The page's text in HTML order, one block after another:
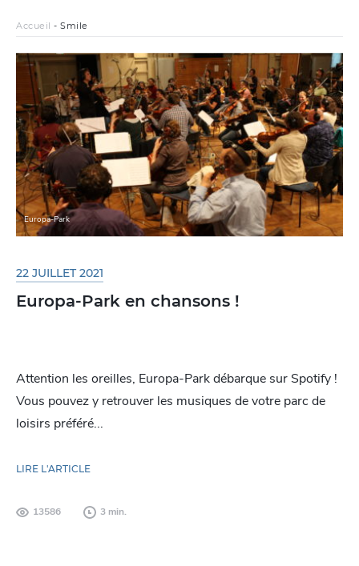
Accueil - Smile
Europa-Park
22 JUILLET 2021
Europa-Park en chansons !
Attention les oreilles, Europa-Park débarque sur Spotify !
Vous pouvez y retrouver les musiques de votre parc de
loisirs préféré...
LIRE L'ARTICLE
13586 3 min.